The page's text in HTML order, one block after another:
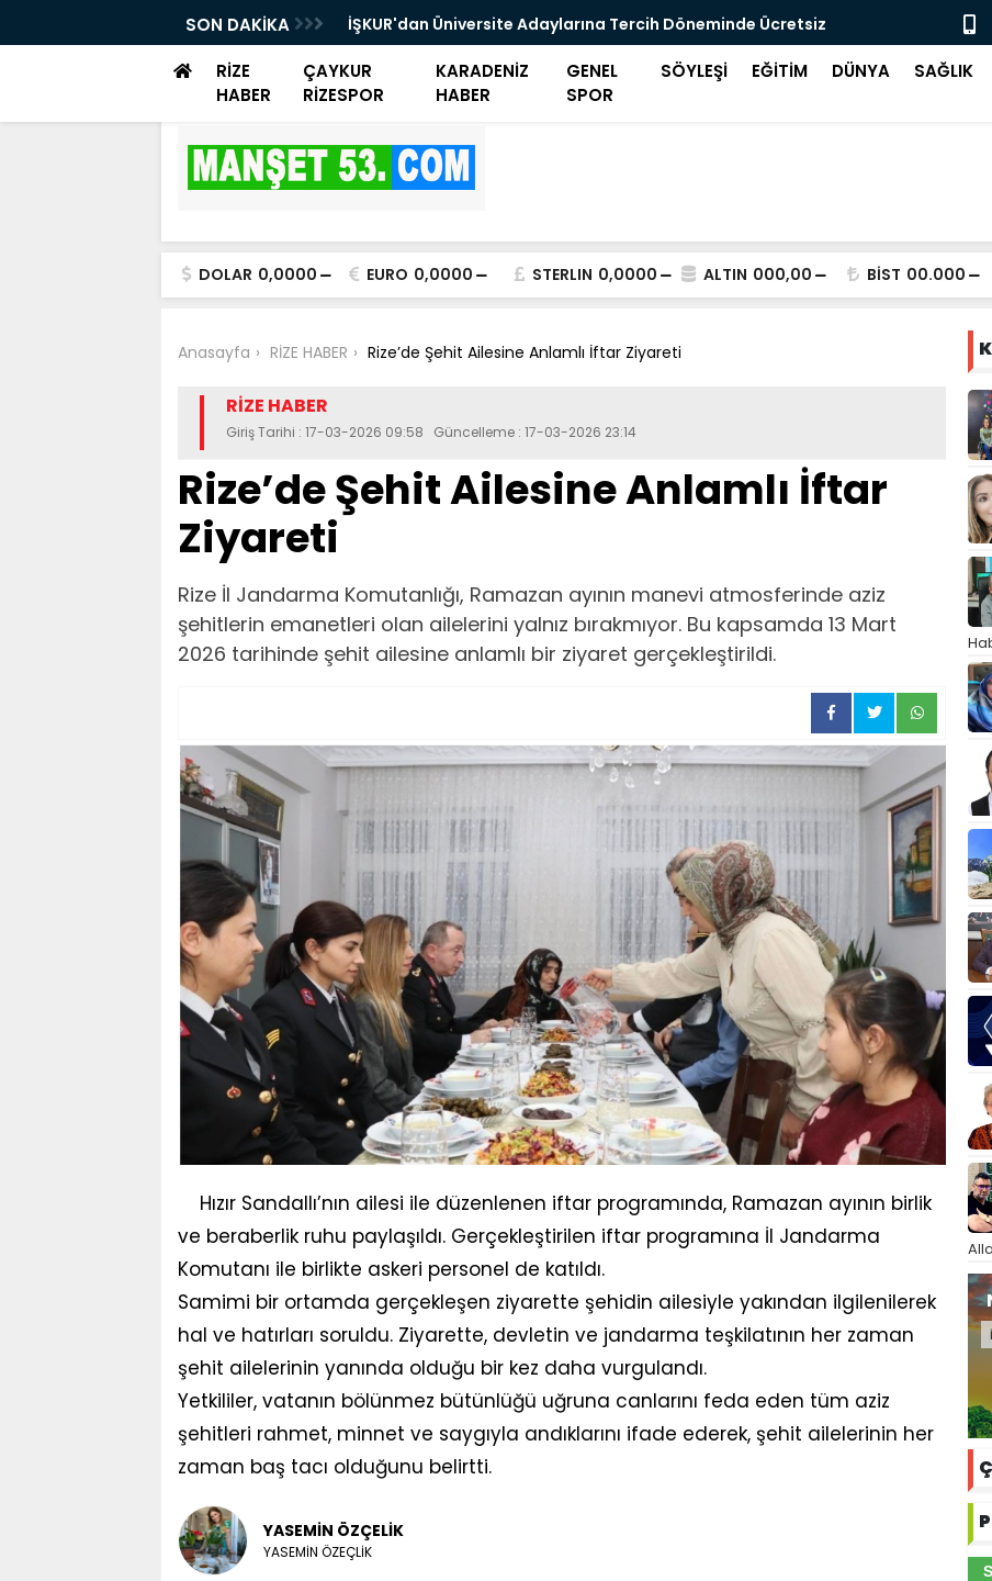
SON DAKİKA
Günü düzenlendi
İŞKUR'dan Üniversite Adaylarına Tercih Döneminde Ücretsiz
Danışmanlık Desteği
Midilli'de
RİZE
HABER
ÇAYKUR
RİZESPOR
KARADENİZ
HABER
GENEL
SPOR
SÖYLEŞİ EĞİTİM DÜNYA SAĞLIK
DOLAR 0,0000 EURO 0,0000 STERLIN 0,0000 ALTIN 000,00 BİST 00.000
Anasayfa RİZE HABER Rize’de Şehit Ailesine Anlamlı İftar Ziyareti
RİZE HABER
Giriş Tarihi : 17-03-2026 09:58 Güncelleme : 17-03-2026 23:14
Rize’de Şehit Ailesine Anlamlı İftar
Ziyareti
Rize İl Jandarma Komutanlığı, Ramazan ayının manevi atmosferinde aziz
şehitlerin emanetleri olan ailelerini yalnız bırakmıyor. Bu kapsamda 13 Mart
2026 tarihinde şehit ailesine anlamlı bir ziyaret gerçekleştirildi.
Hızır Sandallı’nın ailesi ile düzenlenen iftar programında, Ramazan ayının birlik
ve beraberlik ruhu paylaşıldı. Gerçekleştirilen iftar programına İl Jandarma
Komutanı ile birlikte askeri personel de katıldı.
Samimi bir ortamda gerçekleşen ziyarette şehidin ailesiyle yakından ilgilenilerek
hal ve hatırları soruldu. Ziyarette, devletin ve jandarma teşkilatının her zaman
şehit ailelerinin yanında olduğu bir kez daha vurgulandı.
Yetkililer, vatanın bölünmez bütünlüğü uğruna canlarını feda eden tüm aziz
şehitleri rahmet, minnet ve saygıyla andıklarını ifade ederek, şehit ailelerinin her
zaman baş tacı olduğunu belirtti.
YASEMİN ÖZÇELİK
YASEMİN ÖZEÇLİK